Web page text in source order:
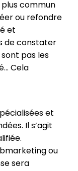
commun
ou refondre
et
de constater
pas les
Cela
et
Il s’agit
ou
sera